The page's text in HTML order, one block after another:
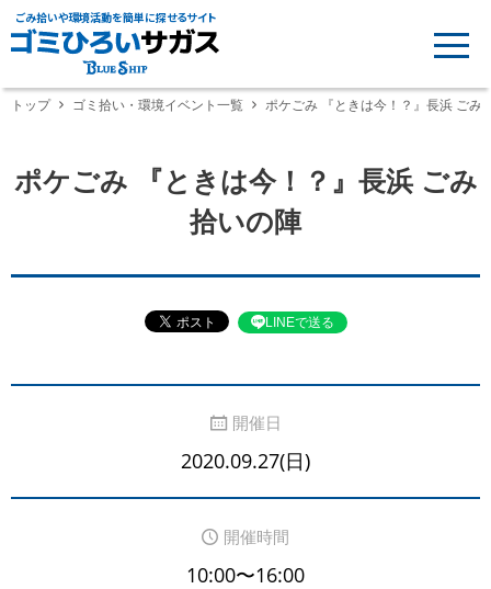
ごみ拾いや環境活動を簡単に探せるサイト
トップ ゴミ拾い・環境イベント一覧 ポケごみ 『ときは今！？』長浜 ごみ
ポケごみ 『ときは今！？』長浜 ごみ
拾いの陣
LINEで送る
開催日
2020.09.27(日)
開催時間
10:00〜16:00